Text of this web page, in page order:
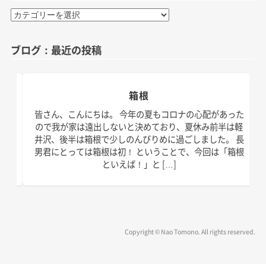
カ
リ
ブログ：最近の投稿
箱根
皆さん、こんにちは。 今年の夏もコロナの心配があった
ので我が家は遠出しないと決めており、夏休み前半は軽
井沢、後半は箱根で少しのんびりめに過ごしました。 長
男君にとっては箱根は初！ ということで、今回は「箱根
といえば！」と […]
Copyright © Nao Tomono. All rights reserved.